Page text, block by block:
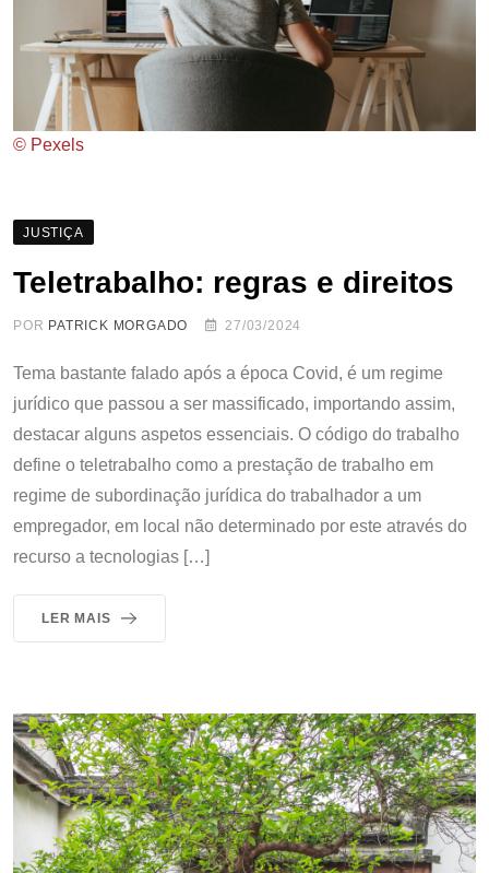
© Pexels
JUSTIÇA
Teletrabalho: regras e direitos
POR PATRICK MORGADO 27/03/2024
Tema bastante falado após a época Covid, é um regime
jurídico que passou a ser massificado, importando assim,
destacar alguns aspetos essenciais. O código do trabalho
define o teletrabalho como a prestação de trabalho em
regime de subordinação jurídica do trabalhador a um
empregador, em local não determinado por este através do
recurso a tecnologias […]
LER MAIS